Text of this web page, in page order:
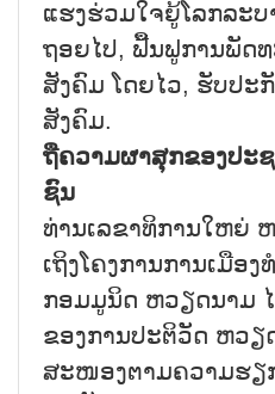
ແຮງຮ່ວມໃຈຍູ້ໂລກລະບ
ຖອຍໄປ, ຟື້ນຟູການພັດ
ສັງຄົມ ໂດຍໄວ, ຮັບປ
ສັງຄົມ.
ຖືຄວາມຜາສຸກຂອງປະ
ຊົນ
ທ່ານເລຂາທິການໃຫຍ່
ເຖິງໂຄງການການເມືອ
ກອມມູນິດ ຫວຽດນາມ
ຂອງການປະຕິວັດ ຫວຽ
ສະໜອງຕາມຄວາມຮຽ